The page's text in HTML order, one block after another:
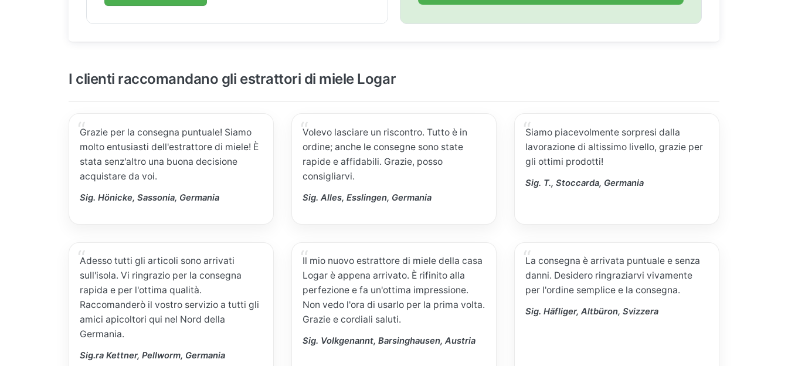
I clienti raccomandano gli estrattori di miele Logar
Grazie per la consegna puntuale! Siamo
molto entusiasti dell'estrattore di miele! È
stata senz'altro una buona decisione
acquistare da voi.
Sig. Hönicke, Sassonia, Germania
Volevo lasciare un riscontro. Tutto è in
ordine; anche le consegne sono state
rapide e affidabili. Grazie, posso
consigliarvi.
Sig. Alles, Esslingen, Germania
Siamo piacevolmente sorpresi dalla
lavorazione di altissimo livello, grazie per
gli ottimi prodotti!
Sig. T., Stoccarda, Germania
Adesso tutti gli articoli sono arrivati
sull'isola. Vi ringrazio per la consegna
rapida e per l'ottima qualità.
Raccomanderò il vostro servizio a tutti gli
amici apicoltori qui nel Nord della
Germania.
Sig.ra Kettner, Pellworm, Germania
Il mio nuovo estrattore di miele della casa
Logar è appena arrivato. È rifinito alla
perfezione e fa un'ottima impressione.
Non vedo l'ora di usarlo per la prima volta.
Grazie e cordiali saluti.
Sig. Volkgenannt, Barsinghausen, Austria
La consegna è arrivata puntuale e senza
danni. Desidero ringraziarvi vivamente
per l'ordine semplice e la consegna.
Sig. Häfliger, Altbüron, Svizzera